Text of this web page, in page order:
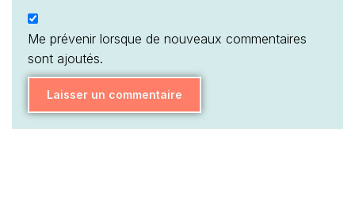
Me prévenir lorsque de nouveaux commentaires
sont ajoutés.